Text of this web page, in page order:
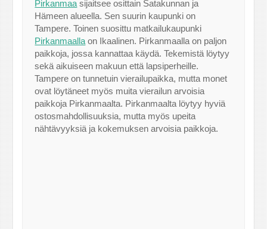
Pirkanmaa sijaitsee osittain Satakunnan ja
Hämeen alueella. Sen suurin kaupunki on
Tampere. Toinen suosittu matkailukaupunki
Pirkanmaalla on Ikaalinen. Pirkanmaalla on paljon
paikkoja, jossa kannattaa käydä. Tekemistä löytyy
sekä aikuiseen makuun että lapsiperheille.
Tampere on tunnetuin vierailupaikka, mutta monet
ovat löytäneet myös muita vierailun arvoisia
paikkoja Pirkanmaalta. Pirkanmaalta löytyy hyviä
ostosmahdollisuuksia, mutta myös upeita
nähtävyyksiä ja kokemuksen arvoisia paikkoja.